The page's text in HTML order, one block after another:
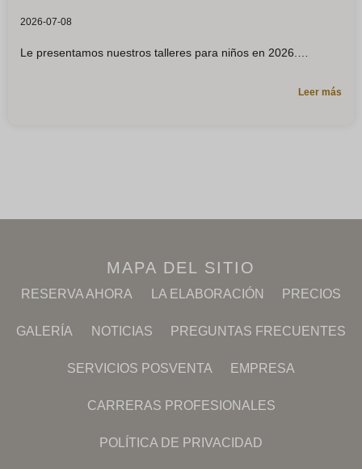
2026-07-08
Le presentamos nuestros talleres para niños en 2026.
Leer más
MAPA DEL SITIO
RESERVA AHORA LA ELABORACIÓN PRECIOS
GALERÍA NOTICIAS PREGUNTAS FRECUENTES
SERVICIOS POSVENTA EMPRESA
CARRERAS PROFESIONALES
POLÍTICA DE PRIVACIDAD